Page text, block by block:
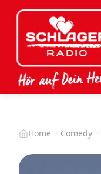
Home Comedy